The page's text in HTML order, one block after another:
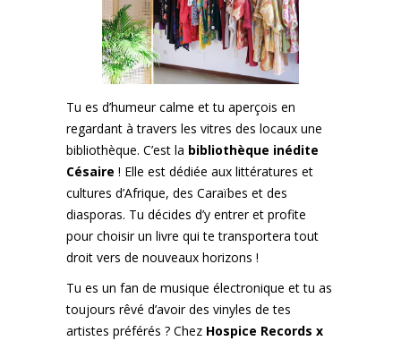
Tu es d’humeur calme et tu aperçois en
regardant à travers les vitres des locaux une
bibliothèque. C’est la bibliothèque inédite
Césaire ! Elle est dédiée aux littératures et
cultures d’Afrique, des Caraïbes et des
diasporas. Tu décides d’y entrer et profite
pour choisir un livre qui te transportera tout
droit vers de nouveaux horizons !
Tu es un fan de musique électronique et tu as
toujours rêvé d’avoir des vinyles de tes
artistes préférés ? Chez Hospice Records x